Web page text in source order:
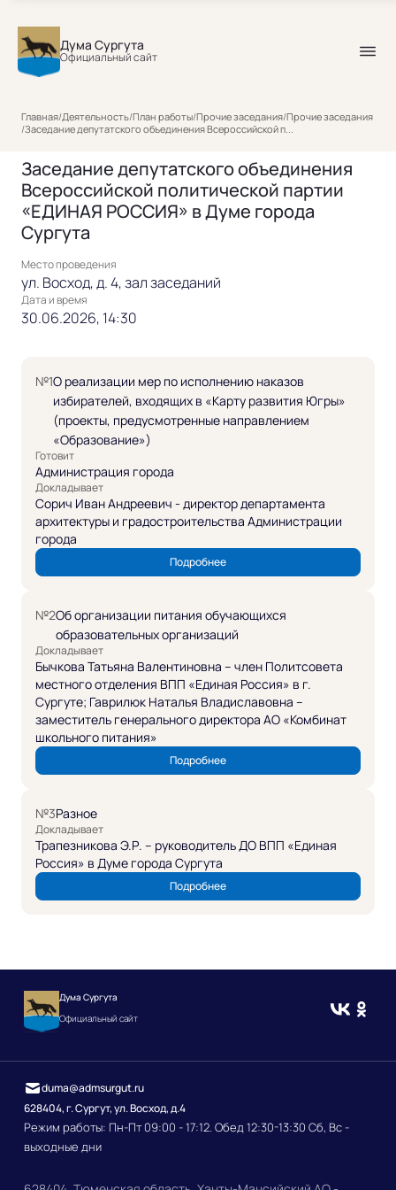
Дума Сургута
Официальный сайт
Главная/Деятельность/План работы/Прочие заседания/Прочие заседания
/Заседание депутатского объединения Всероссийской п...
Заседание депутатского объединения
Всероссийской политической партии
«ЕДИНАЯ РОССИЯ» в Думе города
Сургута
Место проведения
ул. Восход, д. 4, зал заседаний
Дата и время
30.06.2026, 14:30
№1О реализации мер по исполнению наказов
избирателей, входящих в «Карту развития Югры»
(проекты, предусмотренные направлением
«Образование»)
Готовит
Администрация города
Докладывает
Сорич Иван Андреевич - директор департамента
архитектуры и градостроительства Администрации
города
Подробнее
№2Об организации питания обучающихся
образовательных организаций
Докладывает
Бычкова Татьяна Валентиновна – член Политсовета
местного отделения ВПП «Единая Россия» в г.
Сургуте; Гаврилюк Наталья Владиславовна –
заместитель генерального директора АО «Комбинат
школьного питания»
Подробнее
№3Разное
Докладывает
Трапезникова Э.Р. – руководитель ДО ВПП «Единая
Россия» в Думе города Сургута
Подробнее
Дума Сургута
Официальный сайт
628404, г. Сургут, ул. Восход, д.4
Режим работы: Пн-Пт 09:00 - 17:12. Обед 12:30-13:30 Сб, Вс -
выходные дни
duma@admsurgut.ru